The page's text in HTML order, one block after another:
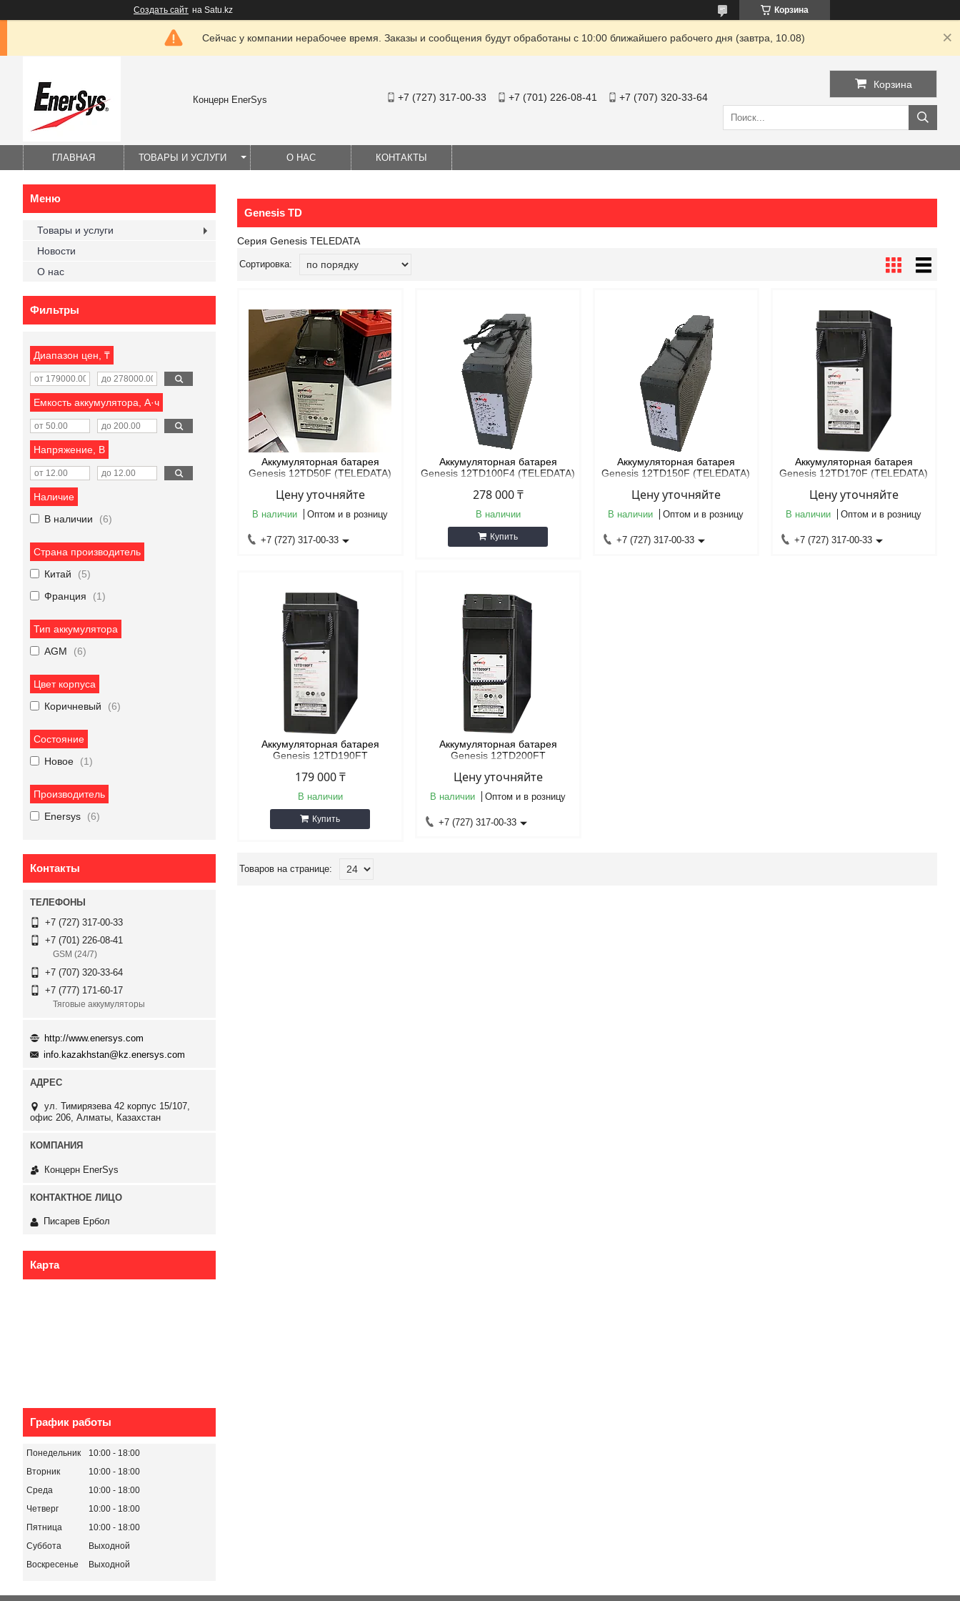
Создать сайт на Satu.kz Корзина
Сейчас у компании нерабочее время. Заказы и сообщения будут обработаны с 10:00 ближайшего рабочего дня (завтра, 10.08)
Концерн EnerSys +7 (727) 317-00-33 +7 (701) 226-08-41 +7 (707) 320-33-64
Корзина
ГЛАВНАЯ ТОВАРЫ И УСЛУГИ О НАС КОНТАКТЫ
Genesis TD
Серия Genesis TELEDATA
Аккумуляторная батарея
Genesis 12TD50F (TELEDATA)
Цену уточняйте
В наличии Оптом и в розницу
+7 (727) 317-00-33
Аккумуляторная батарея
Genesis 12TD100F4 (TELEDATA)
278 000 ₸
В наличии
Купить
Аккумуляторная батарея
Genesis 12TD150F (TELEDATA)
Цену уточняйте
В наличии Оптом и в розницу
+7 (727) 317-00-33
Аккумуляторная батарея
Genesis 12TD170F (TELEDATA)
Цену уточняйте
В наличии Оптом и в розницу
+7 (727) 317-00-33
Аккумуляторная батарея
Genesis 12TD190FT
179 000 ₸
В наличии
Купить
Аккумуляторная батарея
Genesis 12TD200FT
Цену уточняйте
В наличии Оптом и в розницу
+7 (727) 317-00-33
Товары и услуги
Новости
О нас
Фильтры
Диапазон цен, ₸
Емкость аккумулятора, А·ч
Напряжение, В
Наличие
В наличии
6
Страна производитель
Китай
5
Франция
1
Тип аккумулятора
AGM
6
Цвет корпуса
Коричневый
6
Состояние
Новое
1
Производитель
Enersys
6
Контакты
+7 (727) 317-00-33
+7 (701) 226-08-41
GSM (24/7)
+7 (707) 320-33-64
+7 (777) 171-60-17
Тяговые аккумуляторы
http://www.enersys.com
info.kazakhstan@kz.enersys.com
ул. Тимирязева 42 корпус 15/107,
офис 206, Алматы, Казахстан
Концерн EnerSys
Писарев Ербол
Карта
График работы
Понедельник 10:00
18:00
Вторник
10:00
18:00
Среда
10:00
18:00
Четверг
10:00
18:00
Пятница
10:00
18:00
Суббота
Выходной
Воскресенье
Выходной